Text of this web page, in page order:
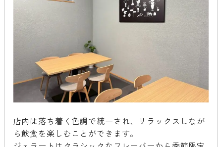
店内は落ち着く色調で統一され、リラックスしなが
ら飲食を楽しむことができます。